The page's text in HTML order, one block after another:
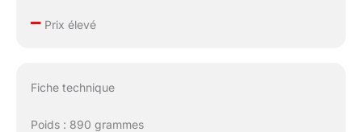
–Prix élevé
Fiche technique
Poids : 890 grammes